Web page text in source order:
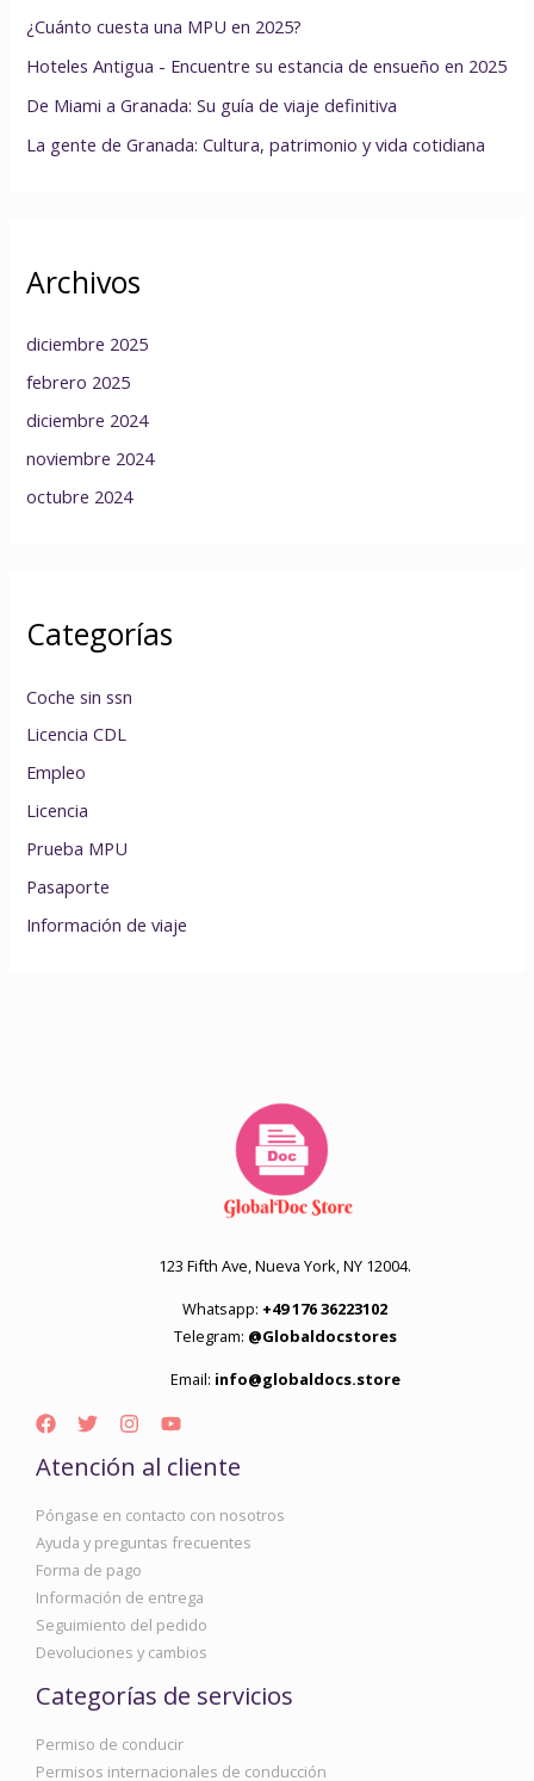
¿Cuánto cuesta una MPU en 2025?
Hoteles Antigua - Encuentre su estancia de ensueño en 2025
De Miami a Granada: Su guía de viaje definitiva
La gente de Granada: Cultura, patrimonio y vida cotidiana
Archivos
diciembre 2025
febrero 2025
diciembre 2024
noviembre 2024
octubre 2024
Categorías
Coche sin ssn
Licencia CDL
Empleo
Licencia
Prueba MPU
Pasaporte
Información de viaje
123 Fifth Ave, Nueva York, NY 12004.
Whatsapp: +49 176 36223102
Telegram: @Globaldocstores
Email: info@globaldocs.store
Atención al cliente
Póngase en contacto con nosotros
Ayuda y preguntas frecuentes
Forma de pago
Información de entrega
Seguimiento del pedido
Devoluciones y cambios
Categorías de servicios
Permiso de conducir
Permisos internacionales de conducción